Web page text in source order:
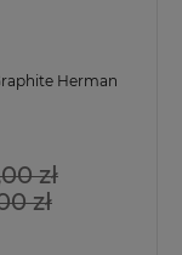
Herman
zł
zł